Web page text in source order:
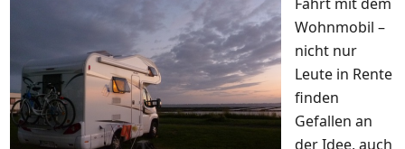
Wohnmobil –
nicht nur
Leute in Rente
finden
Gefallen an
der Idee, auch